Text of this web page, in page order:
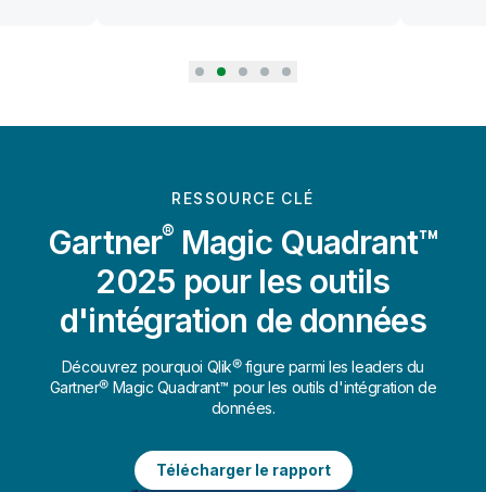
RESSOURCE CLÉ
Gartner® Magic Quadrant™
2025 pour les outils
d'intégration de données
Découvrez pourquoi Qlik® figure parmi les leaders du
Gartner® Magic Quadrant™ pour les outils d'intégration de
données.
Télécharger le rapport